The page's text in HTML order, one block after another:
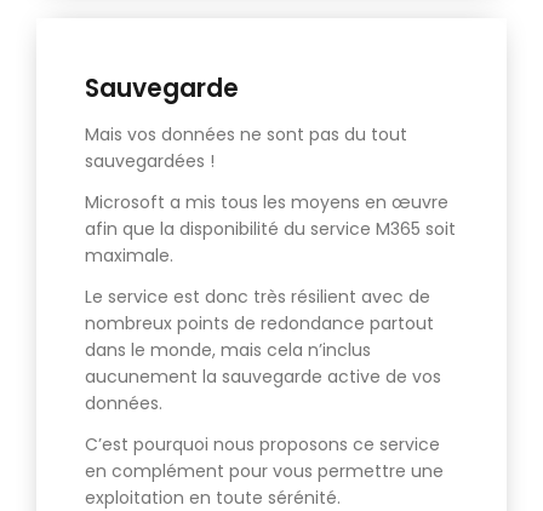
Sauvegarde
Mais vos données ne sont pas du tout
sauvegardées !
Microsoft a mis tous les moyens en œuvre
afin que la disponibilité du service M365 soit
maximale.
Le service est donc très résilient avec de
nombreux points de redondance partout
dans le monde, mais cela n’inclus
aucunement la sauvegarde active de vos
données.
C’est pourquoi nous proposons ce service
en complément pour vous permettre une
exploitation en toute sérénité.